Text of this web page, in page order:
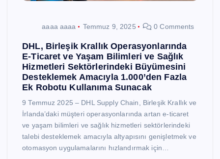
aaaa aaaa Temmuz 9, 2025 0 Comments
DHL, Birleşik Krallık Operasyonlarında
E-Ticaret ve Yaşam Bilimleri ve Sağlık
Hizmetleri Sektörlerindeki Büyümesini
Desteklemek Amacıyla 1.000’den Fazla
Ek Robotu Kullanıma Sunacak
9 Temmuz 2025 – DHL Supply Chain, Birleşik Krallık ve
İrlanda’daki müşteri operasyonlarında artan e-ticaret
ve yaşam bilimleri ve sağlık hizmetleri sektörlerindeki
talebi desteklemek amacıyla altyapısını genişletmek ve
otomasyon uygulamalarını hızlandırmak için…